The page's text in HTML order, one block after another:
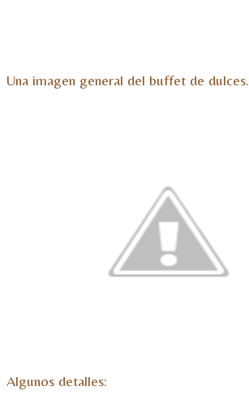
Una imagen general del buffet de dulces.
Algunos detalles: